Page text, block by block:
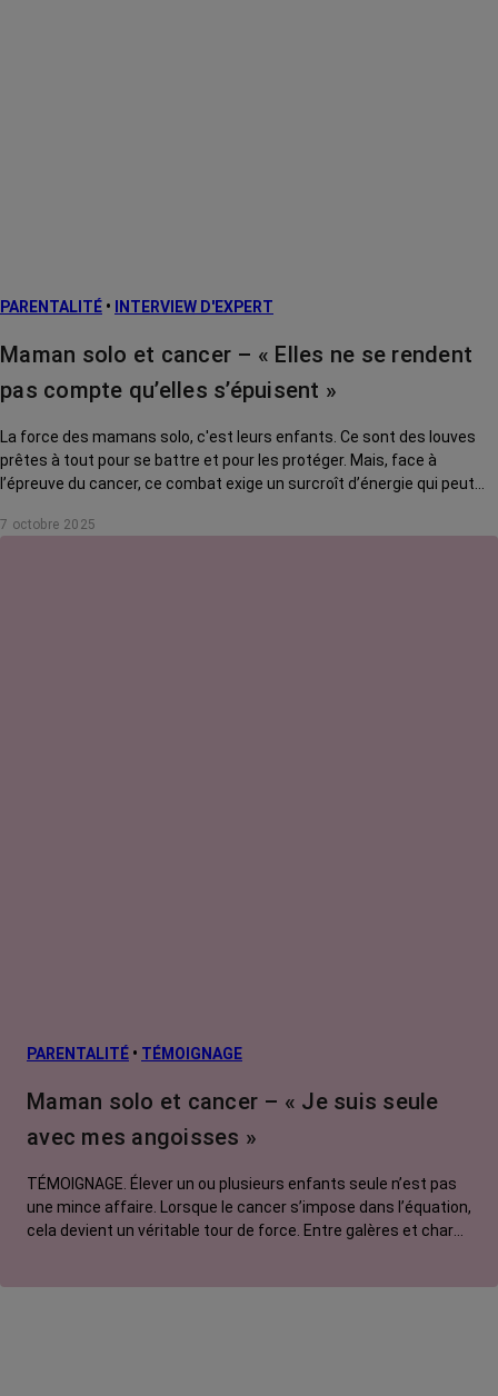
PARENTALITÉ • INTERVIEW D'EXPERT
Maman solo et cancer – « Elles ne se rendent
pas compte qu’elles s’épuisent »
La force des mamans solo, c'est leurs enfants. Ce sont des louves
prêtes à tout pour se battre et pour les protéger. Mais, face à
l’épreuve du cancer, ce combat exige un surcroît d’énergie qui peut
a posé la question à Giacomo Di Falco, psycho-oncologue au CHU de
7 octobre 2025
PARENTALITÉ • TÉMOIGNAGE
Maman solo et cancer – « Je suis seule
avec mes angoisses »
TÉMOIGNAGE. Élever un ou plusieurs enfants seule n’est pas
une mince affaire. Lorsque le cancer s’impose dans l’équation,
cela devient un véritable tour de force. Entre galères et charge